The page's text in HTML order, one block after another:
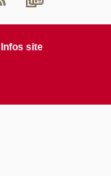
Infos site